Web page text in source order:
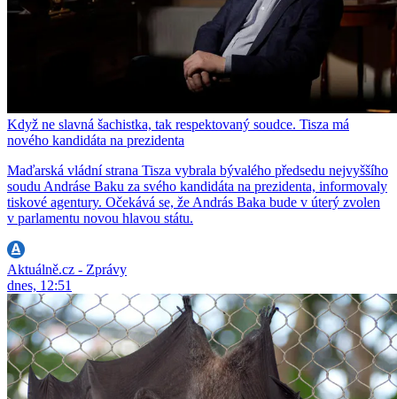
Když ne slavná šachistka, tak respektovaný soudce. Tisza má
nového kandidáta na prezidenta
Maďarská vládní strana Tisza vybrala bývalého předsedu nejvyššího
soudu Andráse Baku za svého kandidáta na prezidenta, informovaly
tiskové agentury. Očekává se, že András Baka bude v úterý zvolen
v parlamentu novou hlavou státu.
Aktuálně.cz - Zprávy
dnes, 12:51